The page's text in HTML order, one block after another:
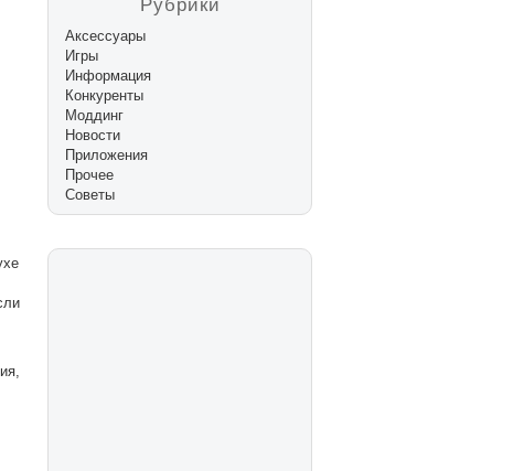
Рубрики
Аксессуары
Игры
Информация
Конкуренты
Моддинг
Новости
Приложения
Прочее
Советы